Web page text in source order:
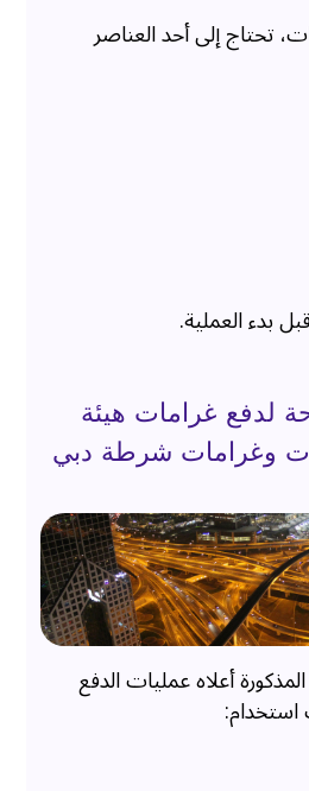
تحتاج إلى أحد العناصر
بدء العملية.
لدفع غرامات هيئة
وغرامات شرطة دبي
أعلاه عمليات الدفع
استخدام: